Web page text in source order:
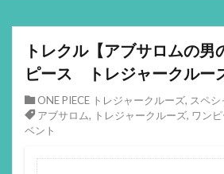
トレクル【アブサロムの男
ピース トレジャークル
ONE PIECE トレジャークルーズ, スペシ
アブサロム, トレジャークルーズ, ワン
ベント